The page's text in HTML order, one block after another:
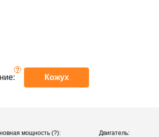
?
Кожух
мощность (?): Двигатель: